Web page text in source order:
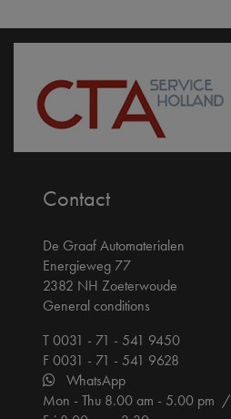
Contact
De Graaf Automaterialen
Energieweg 77
2382 NH Zoeterwoude
General conditions
T 0031 - 71 - 541 9450
F 0031 - 71 - 541 9628
WhatsApp
Mon - Thu 8.00 am - 5.00 pm /